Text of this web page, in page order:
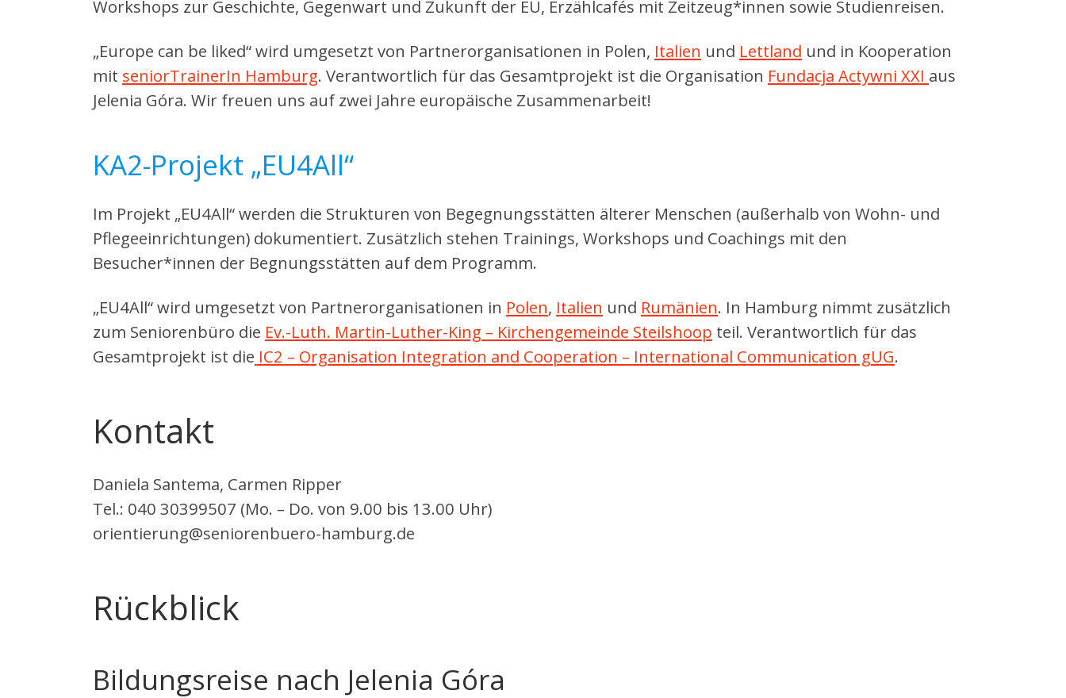
Workshops zur Geschichte, Gegenwart und Zukunft der EU, Erzählcafés mit Zeitzeug*innen sowie Studienreisen.
„Europe can be liked“ wird umgesetzt von Partnerorganisationen in Polen, Italien und Lettland und in Kooperation
mit seniorTrainerIn Hamburg. Verantwortlich für das Gesamtprojekt ist die Organisation Fundacja Actywni XXI aus
Jelenia Góra. Wir freuen uns auf zwei Jahre europäische Zusammenarbeit!
KA2-Projekt „EU4All“
Im Projekt „EU4All“ werden die Strukturen von Begegnungsstätten älterer Menschen (außerhalb von Wohn- und
Pflegeeinrichtungen) dokumentiert. Zusätzlich stehen Trainings, Workshops und Coachings mit den
Besucher*innen der Begnungsstätten auf dem Programm.
„EU4All“ wird umgesetzt von Partnerorganisationen in Polen, Italien und Rumänien. In Hamburg nimmt zusätzlich
zum Seniorenbüro die Ev.-Luth. Martin-Luther-King – Kirchengemeinde Steilshoop teil. Verantwortlich für das
Gesamtprojekt ist die IC2 – Organisation Integration and Cooperation – International Communication gUG.
Kontakt
Daniela Santema, Carmen Ripper
Tel.: 040 30399507 (Mo. – Do. von 9.00 bis 13.00 Uhr)
orientierung@seniorenbuero-hamburg.de
Rückblick
Bildungsreise nach Jelenia Góra